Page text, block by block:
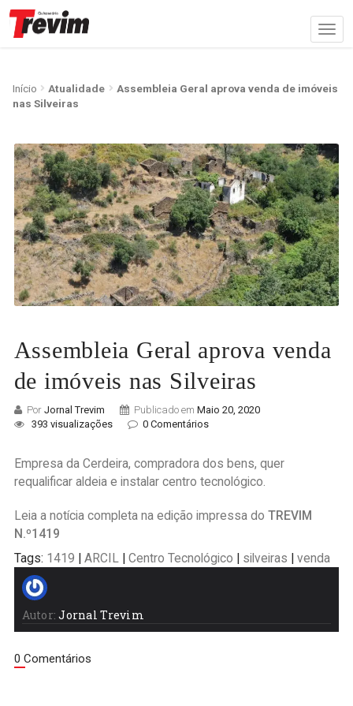
Início Atualidade
Assembleia Geral aprova venda de imóveis
nas Silveiras
Assembleia Geral aprova venda
de imóveis nas Silveiras
Por Jornal Trevim Publicado em Maio 20, 2020
393 visualizações
0 Comentários
Empresa da Cerdeira, compradora dos bens, quer
requalificar aldeia e instalar centro tecnológico.
Leia a notícia completa na edição impressa do TREVIM
N.º1419
Tags: 1419 ARCIL| Centro Tecnológico silveiras venda
Autor: Jornal Trevim
0 Comentários